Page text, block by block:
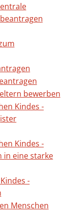
bewerben
Kindes -
Kindes -
in eine starke
-
Menschen